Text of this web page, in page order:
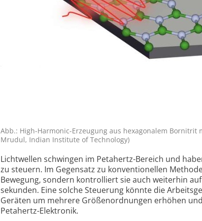
Abb.: High-Harmonic-Erzeugung aus hexagonalem
Mrudul, Indian Institute of Technology)
Lichtwellen schwingen im Petahertz-Bereich und
zu steuern. Im Gegensatz zu konven­tio­nellen
Bewegung, sondern kontrol­liert sie auch weiterhin
sekunden. Eine solche Steuerung könnte die
Geräten um mehrere Größen­ordnungen erhöhen
Petahertz-Elektronik.